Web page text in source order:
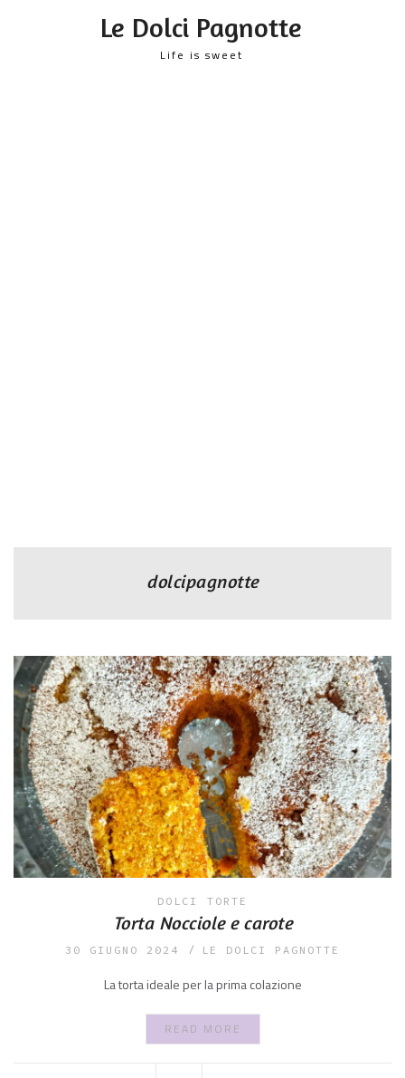
Le Dolci Pagnotte
Life is sweet
dolcipagnotte
DOLCI TORTE
Torta Nocciole e carote
30 GIUGNO 2024 LE DOLCI PAGNOTTE
La torta ideale per la prima colazione
READ MORE